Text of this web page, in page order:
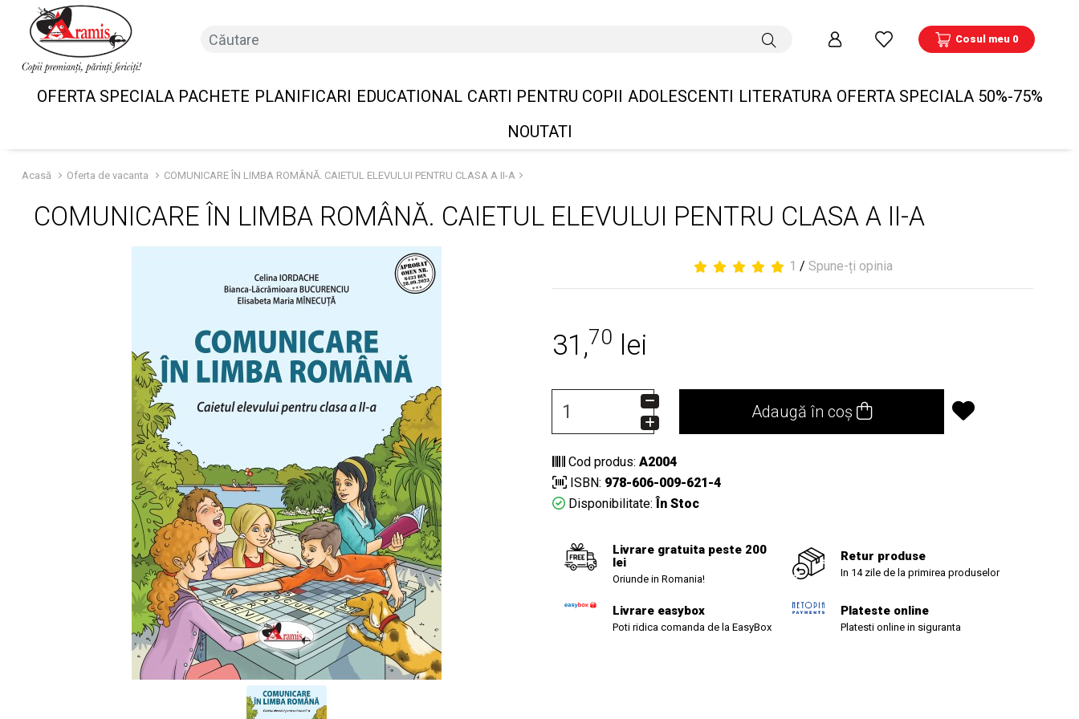
Cosul meu 0
OFERTA SPECIALA PACHETE PLANIFICARI EDUCATIONAL CARTI PENTRU COPII ADOLESCENTI LITERATURA OFERTA SPECIALA 50%-75%
NOUTATI
Acasă Oferta de vacanta COMUNICARE ÎN LIMBA ROMÂNĂ. CAIETUL ELEVULUI PENTRU CLASA A II-A
COMUNICARE ÎN LIMBA ROMÂNĂ. CAIETUL ELEVULUI PENTRU CLASA A II-A
1 / Spune-ți opinia
31,70 lei
Adaugă în coș
Cod produs: A2004
ISBN: 978-606-009-621-4
Disponibilitate: În Stoc
Livrare gratuita peste 200
lei
Oriunde in Romania!
Retur produse
In 14 zile de la primirea produselor
Livrare easybox
Poti ridica comanda de la EasyBox
Plateste online
Platesti online in siguranta